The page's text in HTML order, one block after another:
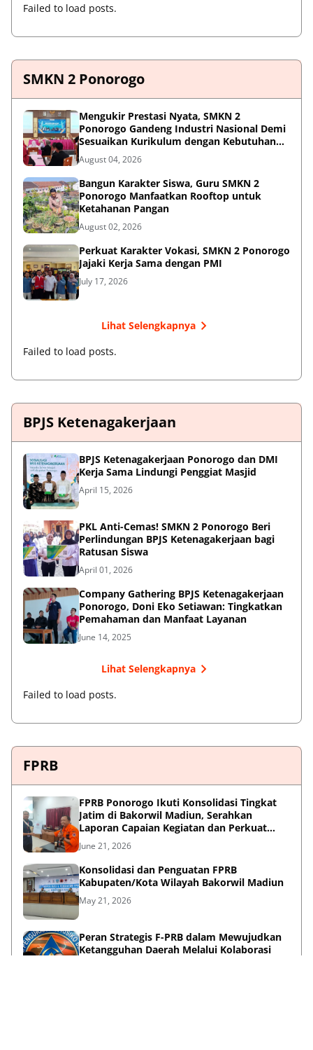
Failed to load posts.
SMKN 2 Ponorogo
Mengukir Prestasi Nyata, SMKN 2
Ponorogo Gandeng Industri Nasional Demi
Sesuaikan Kurikulum dengan Kebutuhan
Dunia Kerja
August 04, 2026
Bangun Karakter Siswa, Guru SMKN 2
Ponorogo Manfaatkan Rooftop untuk
Ketahanan Pangan
August 02, 2026
Perkuat Karakter Vokasi, SMKN 2 Ponorogo
Jajaki Kerja Sama dengan PMI
July 17, 2026
Lihat Selengkapnya
Failed to load posts.
BPJS Ketenagakerjaan
BPJS Ketenagakerjaan Ponorogo dan DMI
Kerja Sama Lindungi Penggiat Masjid
April 15, 2026
PKL Anti-Cemas! SMKN 2 Ponorogo Beri
Perlindungan BPJS Ketenagakerjaan bagi
Ratusan Siswa
April 01, 2026
Company Gathering BPJS Ketenagakerjaan
Ponorogo, Doni Eko Setiawan: Tingkatkan
Pemahaman dan Manfaat Layanan
June 14, 2025
Lihat Selengkapnya
Failed to load posts.
FPRB
FPRB Ponorogo Ikuti Konsolidasi Tingkat
Jatim di Bakorwil Madiun, Serahkan
Laporan Capaian Kegiatan dan Perkuat
Sinergi Pentahelix
June 21, 2026
Konsolidasi dan Penguatan FPRB
Kabupaten/Kota Wilayah Bakorwil Madiun
May 21, 2026
Peran Strategis F-PRB dalam Mewujudkan
Ketangguhan Daerah Melalui Kolaborasi